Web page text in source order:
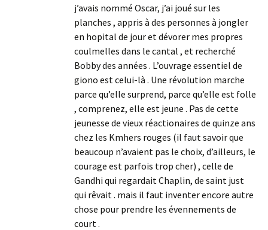
j’avais nommé Oscar, j’ai joué sur les
planches , appris à des personnes à jongler
en hopital de jour et dévorer mes propres
coulmelles dans le cantal , et recherché
Bobby des années . L’ouvrage essentiel de
giono est celui-là . Une révolution marche
parce qu’elle surprend, parce qu’elle est folle
, comprenez, elle est jeune . Pas de cette
jeunesse de vieux réactionaires de quinze ans
chez les Kmhers rouges (il faut savoir que
beaucoup n’avaient pas le choix, d’ailleurs, le
courage est parfois trop cher) , celle de
Gandhi qui regardait Chaplin, de saint just
qui rêvait . mais il faut inventer encore autre
chose pour prendre les évennements de
court .